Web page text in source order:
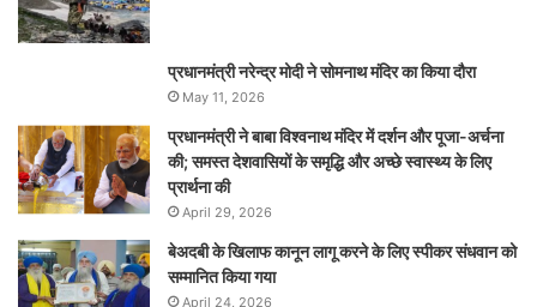
प्रधानमंत्री नरेन्‍द्र मोदी ने सोमनाथ मंदिर का किया दौरा
May 11, 2026
प्रधानमंत्री ने बाबा विश्वनाथ मंदिर में दर्शन और पूजा-अर्चना
की; समस्‍त देशवासियों के समृद्धि और अच्छे स्वास्थ्य के लिए
प्रार्थना की
April 29, 2026
बेअदबी के खिलाफ कानून लागू करने के लिए स्पीकर संधवान को
सम्मानित किया गया
April 24, 2026